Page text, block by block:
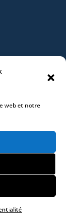
web et notre